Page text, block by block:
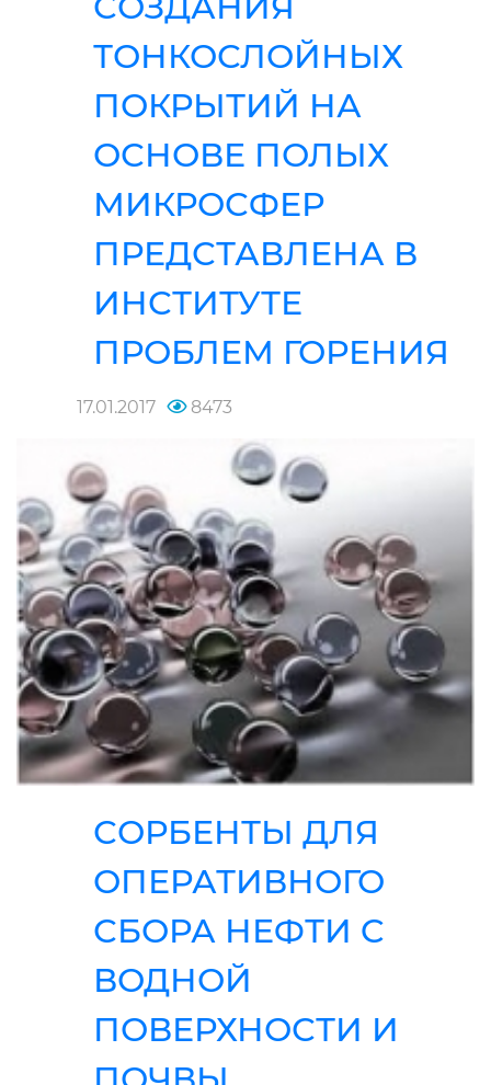
ТОНКОСЛОЙНЫХ
ПОКРЫТИЙ НА
ОСНОВЕ ПОЛЫХ
МИКРОСФЕР
ПРЕДСТАВЛЕНА В
ИНСТИТУТЕ
ПРОБЛЕМ ГОРЕНИЯ
17.01.2017 8473
СОРБЕНТЫ ДЛЯ
ОПЕРАТИВНОГО
СБОРА НЕФТИ C
ВОДНОЙ
ПОВЕРХНОСТИ И